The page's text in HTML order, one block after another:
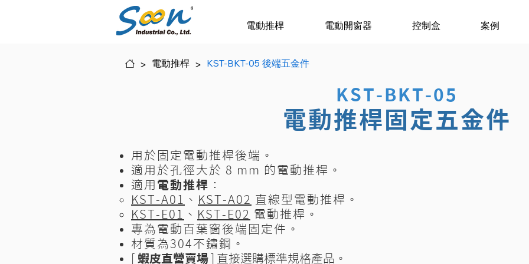
電動推桿 電動開窗器 控制盒 案例
> 電動推桿 > KST-BKT-05 後端五金件
KST-BKT-05
電動推桿固定五金件
用於固定電動推桿後端。
適用於孔徑大於 8 mm 的電動推桿。
適用 電動推桿 ：
KST-A01
、 KST-A02 直線型電動推桿。
KST-E01
、 KST-E02 電動推桿。
​專為電動百葉窗後端固定件。
​材質為304不鏽鋼。
蝦皮直營賣場 直接選購標準規格產品。